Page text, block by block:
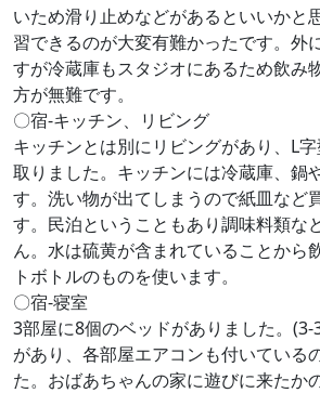
いため滑り止めなどがあるといいかと
習できるのが大変有難かったです。外
すが冷蔵庫もスタジオにあるため飲み
方が無難です。
〇宿-キッチン、リビング
キッチンとは別にリビングがあり、L
取りました。キッチンには冷蔵庫、鍋
す。洗い物が出てしまうので紙皿など
す。民泊ということもあり調味料類な
ん。水は硫黄が含まれていることから
トボトルのものを使います。
〇宿-寝室
3部屋に8個のベッドがありました。
があり、各部屋エアコンも付いている
た。おばあちゃんの家に遊びに来たか